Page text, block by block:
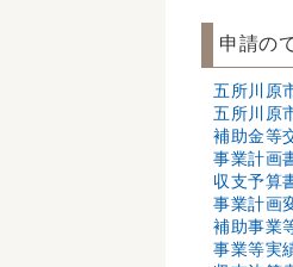
申請の
五所川原
五所川原
補助金等
事業計画
収支予算
事業計画
補助事業
事業等実